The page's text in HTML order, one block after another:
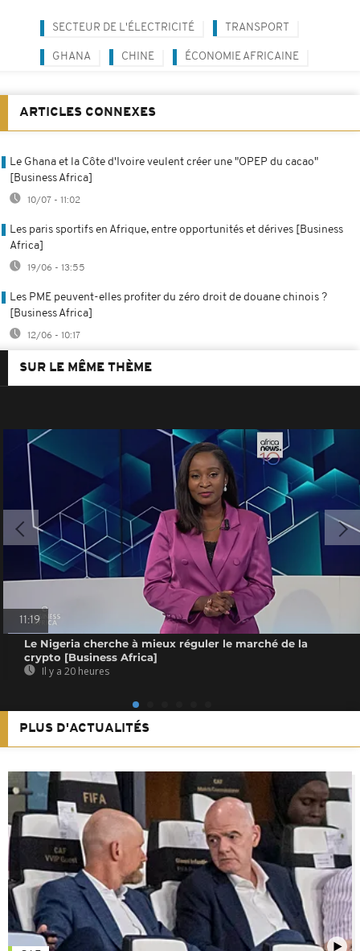
SECTEUR DE L'ÉLECTRICITÉ TRANSPORT
GHANA CHINE ÉCONOMIE AFRICAINE
ARTICLES CONNEXES
Le Ghana et la Côte d'Ivoire veulent créer une "OPEP du cacao"
[Business Africa]
10/07 - 11:02
Les paris sportifs en Afrique, entre opportunités et dérives [Business
Africa]
19/06 - 13:55
Les PME peuvent-elles profiter du zéro droit de douane chinois ?
[Business Africa]
12/06 - 10:17
SUR LE MÊME THÈME
11:19
Le Nigeria cherche à mieux réguler le marché de la
crypto [Business Africa]
Il y a 20 heures
PLUS D'ACTUALITÉS